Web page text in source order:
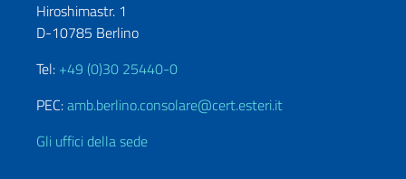
Hiroshimastr. 1
D-10785 Berlino
Tel: +49 (0)30 25440-0
PEC:amb.berlino.consolare@cert.esteri.it
Gli uffici della sede